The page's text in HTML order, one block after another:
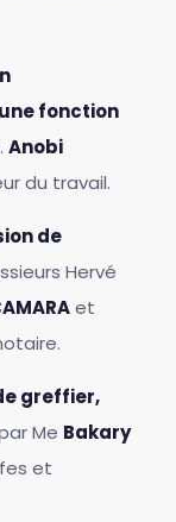
fonction
Anobi
du travail.
de
Hervé
et
greffier,
Me Bakary
et